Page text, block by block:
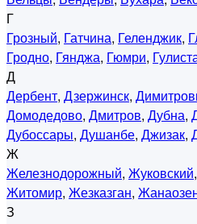
Г
Грозный, Гатчина, Геленджик,
Гродно, Гянджа, Гюмри,
Д
Дербент, Дзержинск,
Домодедово, Дмитров, Дубна,
Дубоссары, Душанбе, Джизак,
Ж
Железнодорожный, Жуковский,
Житомир, Жезказган,
З